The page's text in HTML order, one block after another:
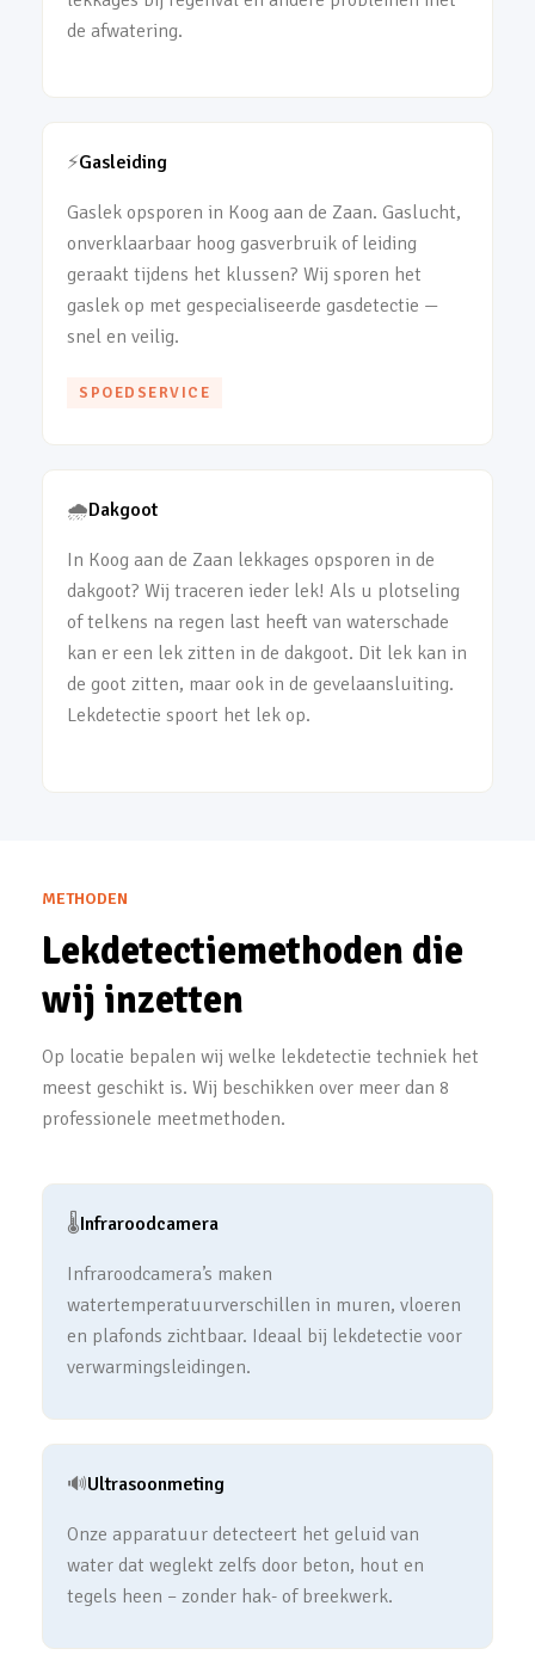
de afwatering.
⚡Gasleiding
Gaslek opsporen in Koog aan de Zaan. Gaslucht,
onverklaarbaar hoog gasverbruik of leiding
geraakt tijdens het klussen? Wij sporen het
gaslek op met gespecialiseerde gasdetectie —
snel en veilig.
SPOEDSERVICE
🌧️Dakgoot
In Koog aan de Zaan lekkages opsporen in de
dakgoot? Wij traceren ieder lek! Als u plotseling
of telkens na regen last heeft van waterschade
kan er een lek zitten in de dakgoot. Dit lek kan in
de goot zitten, maar ook in de gevelaansluiting.
Lekdetectie spoort het lek op.
METHODEN
Lekdetectiemethoden die
wij inzetten
Op locatie bepalen wij welke lekdetectie techniek het
meest geschikt is. Wij beschikken over meer dan 8
professionele meetmethoden.
🌡️Infraroodcamera
Infraroodcamera’s maken
watertemperatuurverschillen in muren, vloeren
en plafonds zichtbaar. Ideaal bij lekdetectie voor
verwarmingsleidingen.
🔊Ultrasoonmeting
Onze apparatuur detecteert het geluid van
water dat weglekt zelfs door beton, hout en
tegels heen – zonder hak- of breekwerk.